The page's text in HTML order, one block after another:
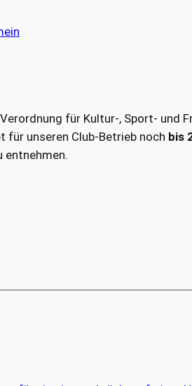
für Kultur-, Sport- und
unseren Club-Betrieb noch bis
entnehmen.